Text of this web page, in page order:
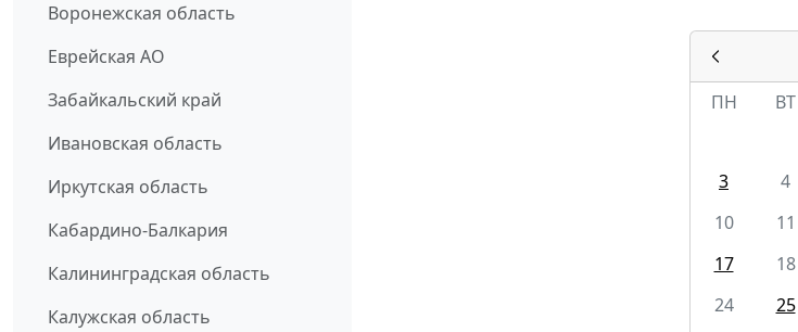
Воронежская область
Еврейская АО
Забайкальский край
Ивановская область
Иркутская область
Кабардино-Балкария
Калининградская область
Калужская область
ПН
ВТ
3
4
10
11
17
18
24
25